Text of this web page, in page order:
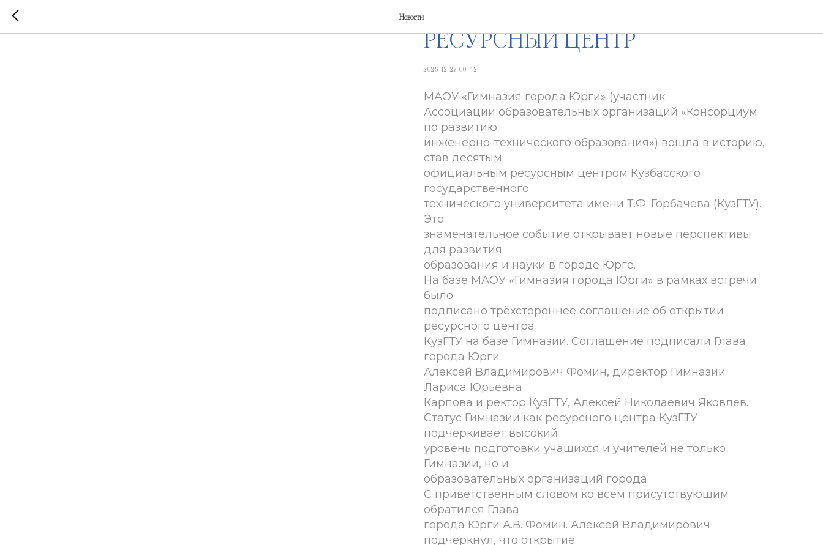
Новости
РЕСУРСНЫЙ ЦЕНТР
2025-12-27 00:42
МАОУ «Гимназия города Юрги» (участник
Ассоциации образовательных организаций «Консорциум
по развитию
инженерно-технического образования») вошла в историю,
став десятым
официальным ресурсным центром Кузбасского
государственного
технического университета имени Т.Ф. Горбачева (КузГТУ).
Это
знаменательное событие открывает новые перспективы
для развития
образования и науки в городе Юрге.
На базе МАОУ «Гимназия города Юрги» в рамках встречи
было
подписано трёхстороннее соглашение об открытии
ресурсного центра
КузГТУ на базе Гимназии. Соглашение подписали Глава
города Юрги
Алексей Владимирович Фомин, директор Гимназии
Лариса Юрьевна
Карпова и ректор КузГТУ, Алексей Николаевич Яковлев.
Статус Гимназии как ресурсного центра КузГТУ
подчеркивает высокий
уровень подготовки учащихся и учителей не только
Гимназии, но и
образовательных организаций города.
С приветственным словом ко всем присутствующим
обратился Глава
города Юрги А.В. Фомин. Алексей Владимирович
подчеркнул, что открытие